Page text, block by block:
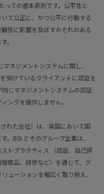
っての基本原則です。公平性と
て公正に、かつ公平に行動する
性に影響を及ぼすおそれのある
。
ネジメントシステムに関し、
受けているクライアントに認証を
じマネジメントシステムの認証
ングを提供しません。
れた会社）は、英国において国
。BSI とそのグループ企業は、
トプラクティス （認証、自己評
商品、研修など）を通じて、グ
ューションを幅広く取り揃え、